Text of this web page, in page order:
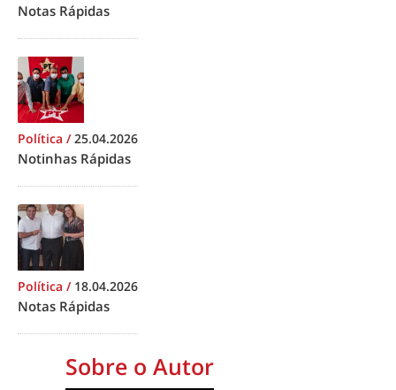
Notas Rápidas
Política /25.04.2026
Notinhas Rápidas
Política / 18.04.2026
Notas Rápidas
Sobre o Autor